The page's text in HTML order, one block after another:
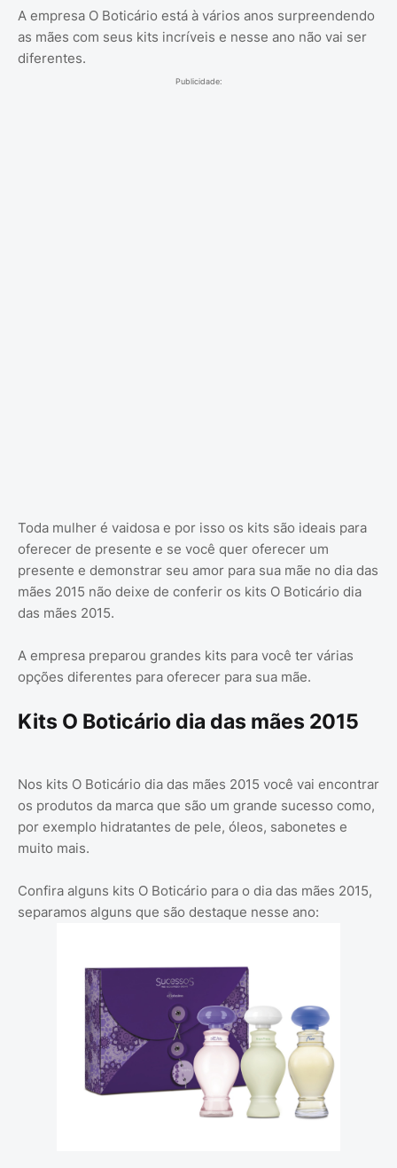
A empresa O Boticário está à vários anos surpreendendo
as mães com seus kits incríveis e nesse ano não vai ser
diferentes.
Publicidade:
Toda mulher é vaidosa e por isso os kits são ideais para
oferecer de presente e se você quer oferecer um
presente e demonstrar seu amor para sua mãe no dia das
mães 2015 não deixe de conferir os kits O Boticário dia
das mães 2015.
A empresa preparou grandes kits para você ter várias
opções diferentes para oferecer para sua mãe.
Kits O Boticário dia das mães 2015
Nos kits O Boticário dia das mães 2015 você vai encontrar
os produtos da marca que são um grande sucesso como,
por exemplo hidratantes de pele, óleos, sabonetes e
muito mais.
Confira alguns kits O Boticário para o dia das mães 2015,
separamos alguns que são destaque nesse ano: